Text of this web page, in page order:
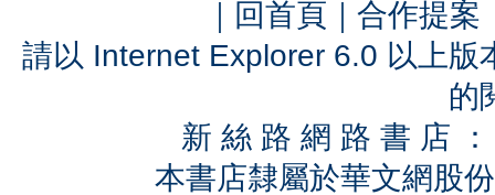
｜ 回首頁 ｜ 合作提案
請以 Internet Explorer 6.0 以上
的
新 絲 路 網 路 書 店
本書店隸屬於華文網股